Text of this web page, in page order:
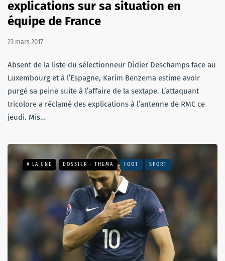
explications sur sa situation en
équipe de France
23 mars 2017
Absent de la liste du sélectionneur Didier Deschamps face au
Luxembourg et à l’Espagne, Karim Benzema estime avoir
purgé sa peine suite à l’affaire de la sextape. L’attaquant
tricolore a réclamé des explications à l’antenne de RMC ce
jeudi. Mis…
A LA UNE DOSSIER - THEMA FOOT SPORT